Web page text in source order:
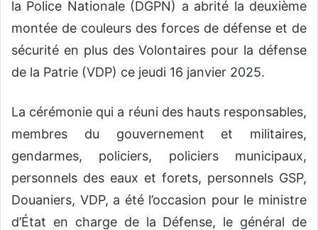
la Police Nationale (DGPN) a abrité la deuxième
montée de couleurs des forces de défense et de
sécurité en plus des Volontaires pour la défense
de la Patrie (VDP) ce jeudi 16 janvier 2025.
La cérémonie qui a réuni des hauts responsables,
membres du gouvernement et militaires,
gendarmes, policiers, policiers municipaux,
personnels des eaux et forets, personnels GSP,
Douaniers, VDP, a été l’occasion pour le ministre
d’État en charge de la Défense, le général de